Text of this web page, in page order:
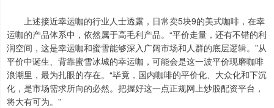
上述接近幸运咖的行业人士透露，日常卖5块9的美式咖啡，在幸
运咖的产品体系中，依然属于高毛利产品。“平价走量，还有不错的利
润空间，这是幸运咖和蜜雪能够深入广阔市场和人群的底层逻辑。”从
平价中诞生、背靠蜜雪冰城的幸运咖，可能会是这一波平价现磨咖啡
浪潮里，最为扎眼的存在。“毕竟，国内咖啡的平价化、大众化和下沉
化，是市场需求所向的必然。把握好这一点正规网上炒股配资平台，
将大有可为。”